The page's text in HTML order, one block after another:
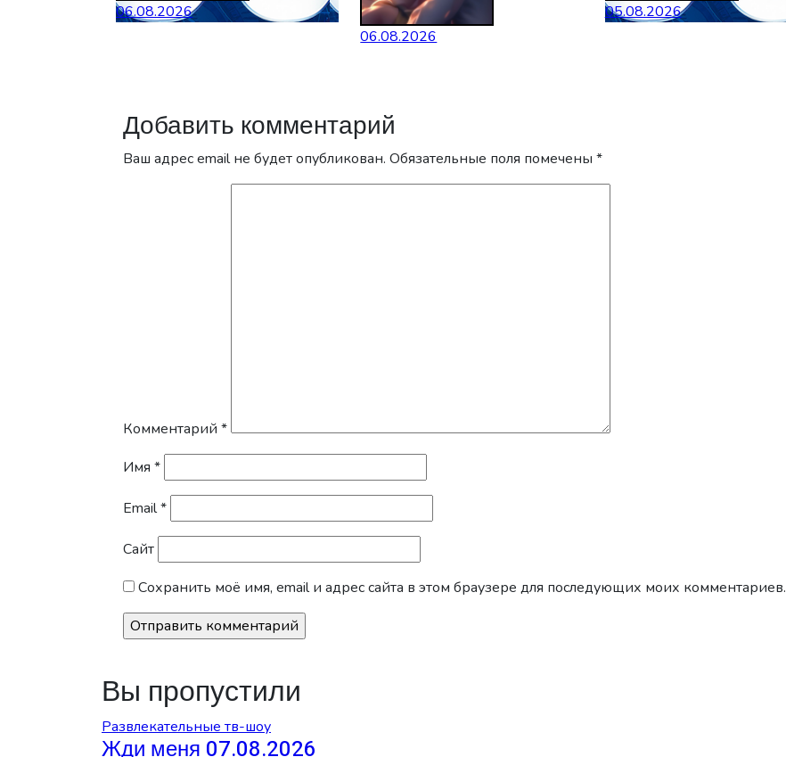
06.08.2026
06.08.2026
05.08.2026
Добавить комментарий
Ваш адрес email не будет опубликован. Обязательные поля помечены *
Комментарий *
Имя *
Email*
Сайт
Сохранить моё имя, email и адрес сайта в этом браузере для последующих моих комментариев.
Вы пропустили
Развлекательные тв-шоу
Жди меня 07.08.2026